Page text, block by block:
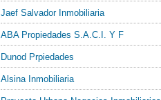
Jaef Salvador Inmobiliaria
ABA Propiedades S.A.C.I. Y F
Dunod Prpiedades
Alsina Inmobiliaria